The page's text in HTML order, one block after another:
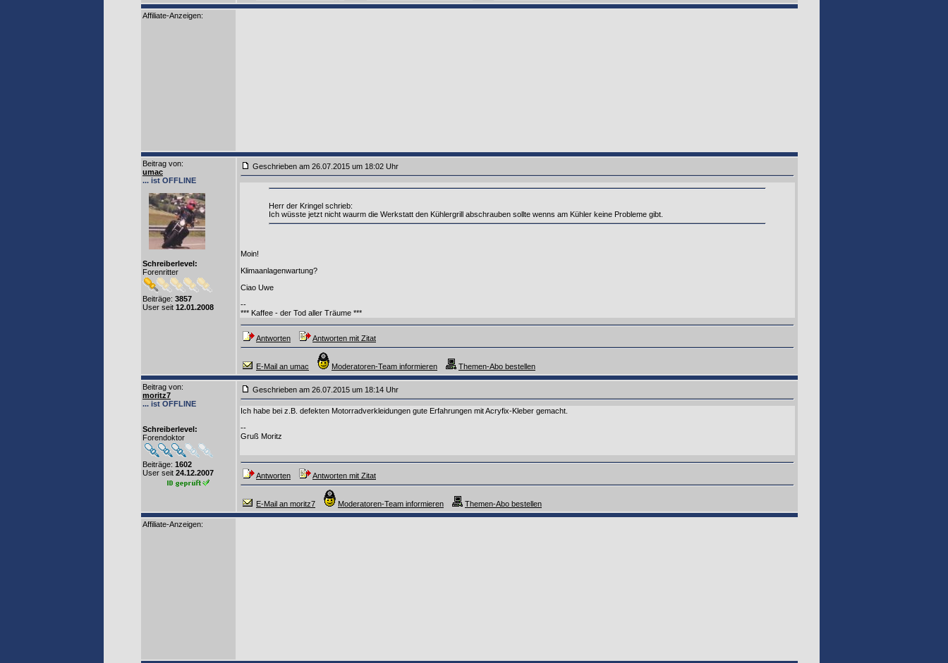
Affiliate-Anzeigen:
Beitrag von:
umac
... ist OFFLINE
Schreiberlevel:
Forenritter
Beiträge: 3857
User seit 12.01.2008
Geschrieben am 26.07.2015 um 18:02 Uhr
Herr der Kringel schrieb:
Ich wüsste jetzt nicht waurm die Werkstatt den Kühlergrill abschrauben sollte wenns am Kühler keine Probleme gibt.
Moin!
Klimaanlagenwartung?
Ciao Uwe
--
*** Kaffee - der Tod aller Träume ***
Antworten Antworten mit Zitat
E-Mail an umac Moderatoren-Team informieren Themen-Abo bestellen
Beitrag von:
moritz7
... ist OFFLINE
Schreiberlevel:
Forendoktor
Beiträge: 1602
User seit 24.12.2007
Geschrieben am 26.07.2015 um 18:14 Uhr
Ich habe bei z.B. defekten Motorradverkleidungen gute Erfahrungen mit Acryfix-Kleber gemacht.
--
Gruß Moritz
Antworten Antworten mit Zitat
E-Mail an moritz7 Moderatoren-Team informieren Themen-Abo bestellen
Affiliate-Anzeigen: